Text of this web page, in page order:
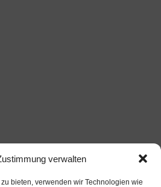
verwalten
bieten, verwenden wir Technologien wie